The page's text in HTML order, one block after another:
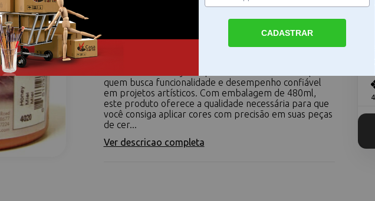
Tinta para ceramica Esmalte Cerâmica Glaze Honey
quem busca funcionalidade e desempenho confiável
em projetos artísticos. Com embalagem de 480ml,
este produto oferece a qualidade necessária para que
você consiga aplicar cores com precisão em suas peças
de cer...
Ver descricao completa
4
CADASTRAR